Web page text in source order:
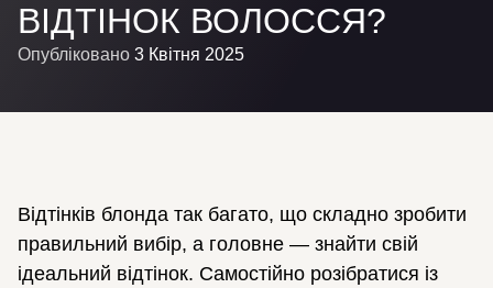
ВІДТІНОК ВОЛОССЯ?
Опубліковано 3 Квітня 2025
Відтінків блонда так багато, що складно зробити
правильний вибір, а головне — знайти свій
ідеальний відтінок. Самостійно розібратися із